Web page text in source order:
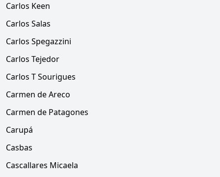
Carlos Keen
Carlos Salas
Carlos Spegazzini
Carlos Tejedor
Carlos T Sourigues
Carmen de Areco
Carmen de Patagones
Carupá
Casbas
Cascallares Micaela